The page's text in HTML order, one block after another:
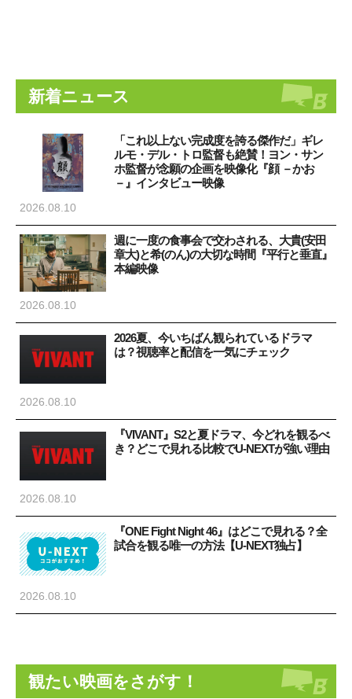
新着ニュース
「これ以上ない完成度を誇る傑作だ」ギレ
ルモ・デル・トロ監督も絶賛！ヨン・サン
ホ監督が念願の企画を映像化『顔 －かお
－』インタビュー映像
2026.08.10
週に一度の食事会で交わされる、大貴(安田
章大)と希(のん)の大切な時間『平行と垂直』
本編映像
2026.08.10
2026夏、今いちばん観られているドラマ
は？視聴率と配信を一気にチェック
2026.08.10
『VIVANT』S2と夏ドラマ、今どれを観るべ
き？どこで見れる比較でU-NEXTが強い理由
2026.08.10
『ONE Fight Night 46』はどこで見れる？全
試合を観る唯一の方法【U-NEXT独占】
2026.08.10
観たい映画をさがす！